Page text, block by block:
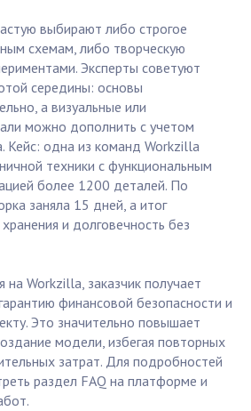
выбирают либо строгое
схемам, либо творческую
Эксперты советуют
середины: основы
а визуальные или
можно дополнить с учетом
Кейс: одна из команд Workzilla
техники с функциональным
более 1200 деталей. По
заняла 15 дней, а итог
и долговечность без
на Workzilla, заказчик получает
финансовой безопасности и
Это значительно повышает
модели, избегая повторных
затрат. Для подробностей
раздел FAQ на платформе и